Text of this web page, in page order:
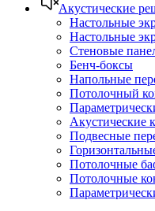
Акустические
Настольные
Настольные
Стеновые
Бенч-боксы
Напольные
Потолочный
Акустические
Подвесные
Потолочные
Потолочные